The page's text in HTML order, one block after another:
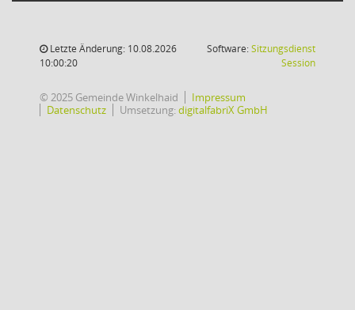
Letzte Änderung: 10.08.2026
10:00:20
Software:Sitzungsdienst
Session(Wird in
© 2025 Gemeinde Winkelhaid
Impressum
Datenschutz
Umsetzung:digitalfabriX GmbH